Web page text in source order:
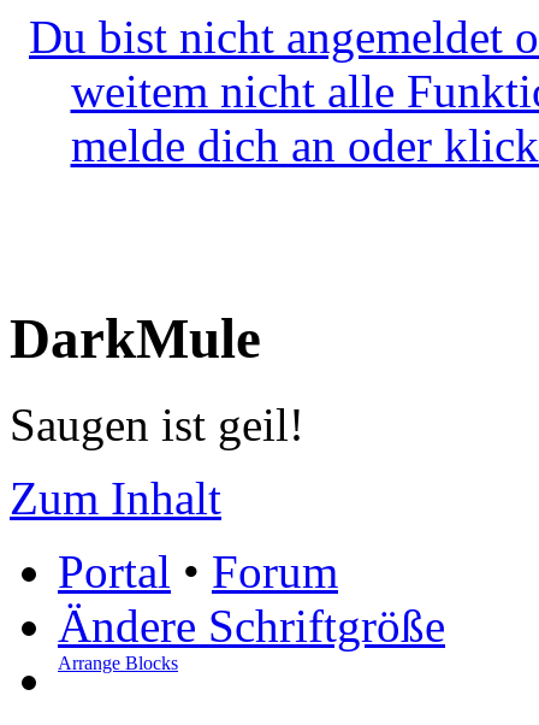
Du bist nicht angemeldet
weitem nicht alle
melde dich an oder
DarkMule
Saugen ist geil!
Zum Inhalt
Portal • Forum
Ändere Schriftgröße
Arrange Blocks